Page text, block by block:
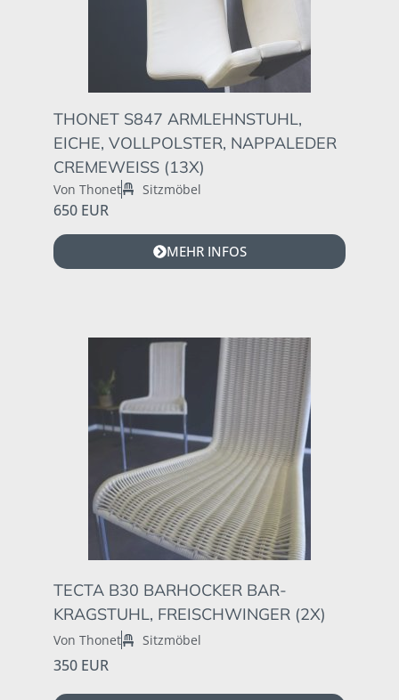
THONET S847 ARMLEHNSTUHL,
EICHE, VOLLPOLSTER, NAPPALEDER
CREMEWEISS (13X)
Von Thonet Sitzmöbel
650 EUR
MEHR INFOS
TECTA B30 BARHOCKER BAR-
KRAGSTUHL, FREISCHWINGER (2X)
Von Thonet Sitzmöbel
350 EUR